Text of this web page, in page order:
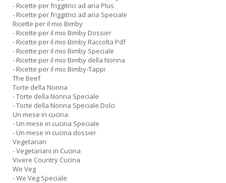
- Ricette per friggitrici ad aria Plus
- Ricette per friggitrici ad aria Speciale
Ricette per il mio Bimby
- Ricette per il mio Bimby Dossier
- Ricette per il mio Bimby Raccolta Pdf
- Ricette per il mio Bimby Speciale
- Ricette per il mio Bimby della Nonna
- Ricette per il mio Bimby-Tappi
The Beef
Torte della Nonna
- Torte della Nonna Speciale
- Torte della Nonna Speciale Dolci
Un mese in cucina
- Un mese in cucina Speciale
- Un mese in cucina dossier
Vegetarian
- Vegetariani in Cucina
Vivere Country Cucina
We Veg
- We Veg Speciale